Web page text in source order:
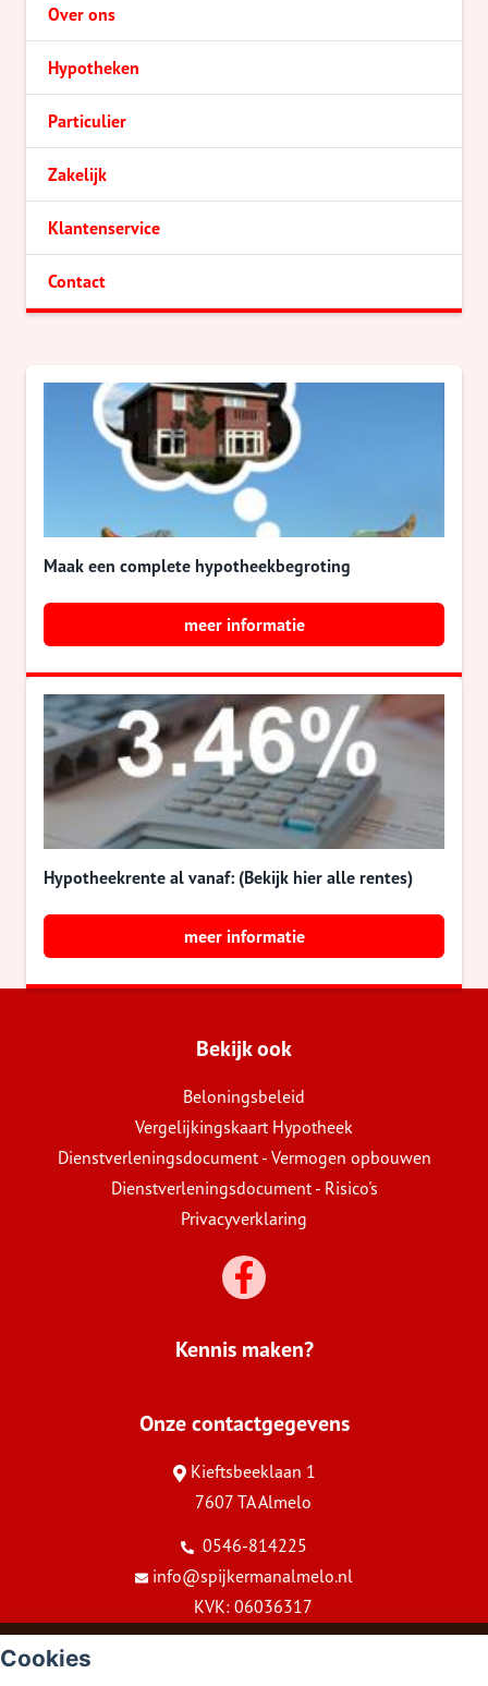
Cookies
Over ons
Hypotheken
Particulier
Zakelijk
Klantenservice
Contact
Maak een complete hypotheekbegroting
meer informatie
Hypotheekrente al vanaf: (Bekijk hier alle rentes)
meer informatie
Bekijk ook
Beloningsbeleid
Vergelijkingskaart Hypotheek
Dienstverleningsdocument - Vermogen opbouwen
Dienstverleningsdocument - Risico's
Privacyverklaring
Kennis maken?
Onze contactgegevens
Kieftsbeeklaan 1
7607 TA Almelo
0546-814225
info@spijkermanalmelo.nl
KVK: 06036317
Sitemap